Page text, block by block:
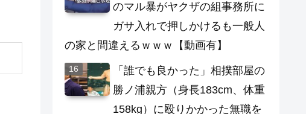
のマル暴がヤクザの組事務所に
ガサ入れで押しかけるも一般人
の家と間違えるｗｗｗ【動画有】
「誰でも良かった」相撲部屋の
勝ノ浦親方（身長183cm、体重
158kg）に殴りかかった無職を